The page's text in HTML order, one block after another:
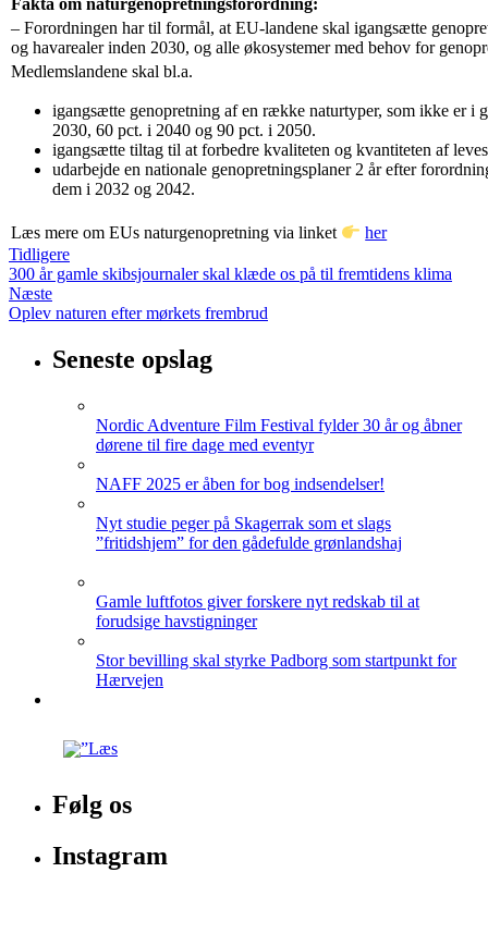
– Forordningen har til formål, at EU-landene skal igangsætte
og havarealer inden 2030, og alle økosystemer med behov for
Medlemslandene skal bl.a.
igangsætte genopretning af en række naturtyper, som ikke er i
2030, 60 pct. i 2040 og 90 pct. i 2050.
igangsætte tiltag til at forbedre kvaliteten og kvantiteten af
udarbejde en nationale genopretningsplaner 2 år efter
dem i 2032 og 2042.
Læs mere om EUs naturgenopretning via linket
her
Tidligere
300 år gamle skibsjournaler skal klæde os på til fremtidens klima
Næste
Oplev naturen efter mørkets frembrud
Seneste opslag
Nordic Adventure Film Festival fylder 30 år og åbner
dørene til fire dage med eventyr
NAFF 2025 er åben for bog indsendelser!
Nyt studie peger på Skagerrak som et slags
”fritidshjem” for den gådefulde grønlandshaj
Gamle luftfotos giver forskere nyt redskab til at
forudsige havstigninger
Stor bevilling skal styrke Padborg som startpunkt for
Hærvejen
Følg os
Instagram